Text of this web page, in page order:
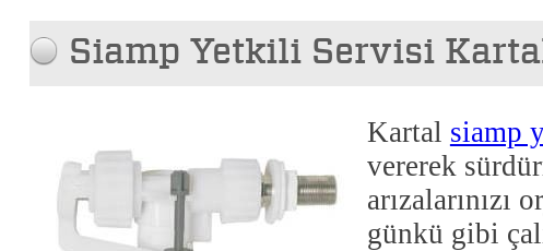
Siamp Yetkili Servisi
Kartal siamp
vererek
günkü gibi